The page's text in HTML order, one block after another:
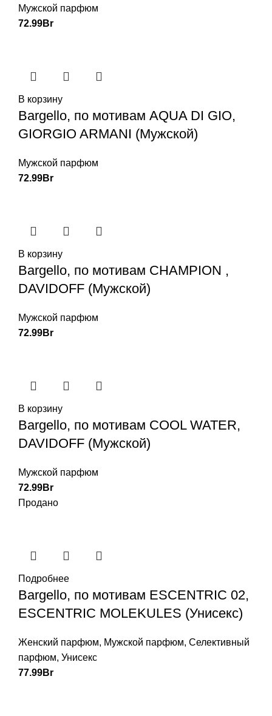
Мужской парфюм
72.99Br
В корзину
Bargello, по мотивам AQUA DI GIO,
GIORGIO ARMANI (Мужской)
Мужской парфюм
72.99Br
В корзину
Bargello, по мотивам CHAMPION ,
DAVIDOFF (Мужской)
Мужской парфюм
72.99Br
В корзину
Bargello, по мотивам COOL WATER,
DAVIDOFF (Мужской)
Мужской парфюм
72.99Br
Продано
Подробнее
Bargello, по мотивам ESCENTRIC 02,
ESCENTRIC MOLEKULES (Унисекс)
Женский парфюм, Мужской парфюм, Селективный
парфюм, Унисекс
77.99Br